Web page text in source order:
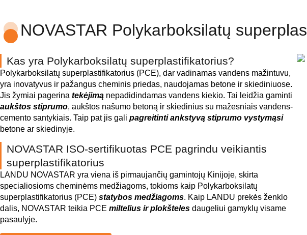
NOVASTAR Polykarboksilatų
Kas yra Polykarboksilatų superplastifikatorius?
Polykarboksilatų superplastifikatorius (PCE), dar vadinamas vandens mažintuvu,
yra inovatyvus ir pažangus cheminis priedas, naudojamas betone ir skiediniuose.
Jis žymiai pagerina tekėjimą nepadidindamas vandens kiekio. Tai leidžia gaminti
aukštos stiprumo, aukštos našumo betoną ir skiedinius su mažesniais vandens-
cemento santykiais. Taip pat jis gali pagreitinti ankstyvą stiprumo vystymąsi
betone ar skiedinyje.
NOVASTAR ISO-sertifikuotas PCE pagrindu veikiantis
superplastifikatorius
LANDU NOVASTAR yra viena iš pirmaujančių gamintojų Kinijoje, skirta
specialiosioms cheminėms medžiagoms, tokioms kaip Polykarboksilatų
superplastifikatorius (PCE) statybos medžiagoms. Kaip LANDU prekės ženklo
dalis, NOVASTAR teikia PCE miltelius ir plokšteles daugeliui gamyklų visame
pasaulyje.